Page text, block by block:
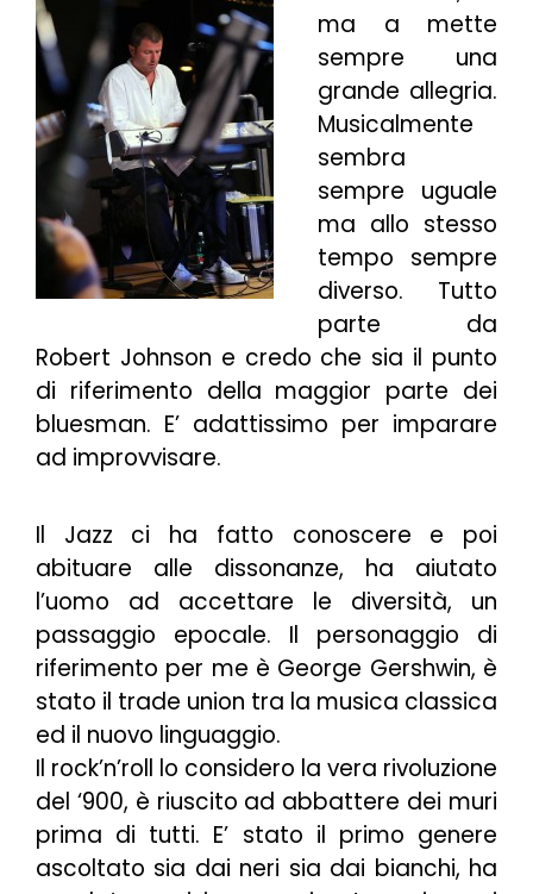
ma a mette
sempre una
grande allegria.
Musicalmente
sembra
sempre uguale
ma allo stesso
tempo sempre
diverso. Tutto
parte da
Robert Johnson e credo che sia il punto
di riferimento della maggior parte dei
bluesman. E’ adattissimo per imparare
ad improvvisare.
Il Jazz ci ha fatto conoscere e poi
abituare alle dissonanze, ha aiutato
l’uomo ad accettare le diversità, un
passaggio epocale. Il personaggio di
riferimento per me è George Gershwin, è
stato il trade union tra la musica classica
ed il nuovo linguaggio.
Il rock’n’roll lo considero la vera rivoluzione
del ‘900, è riuscito ad abbattere dei muri
prima di tutti. E’ stato il primo genere
ascoltato sia dai neri sia dai bianchi, ha